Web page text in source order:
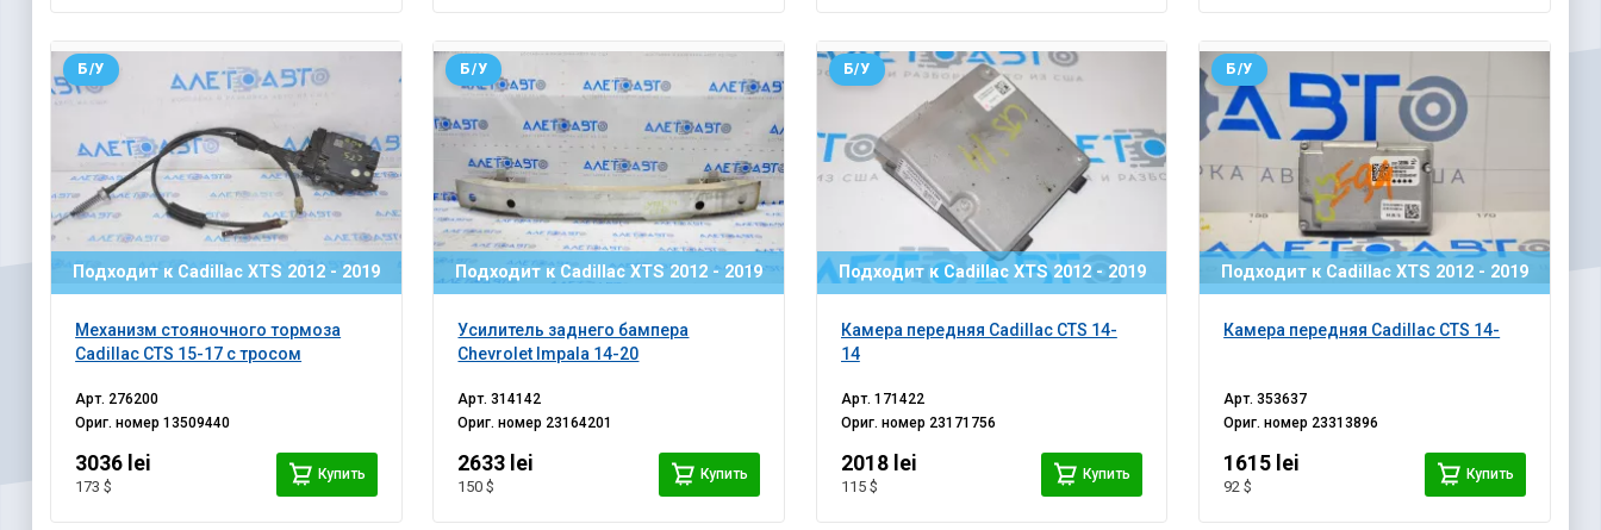
Подходит к Cadillac XTS 2012 - 2019
Механизм стояночного тормоза
Cadillac CTS 15-17 с тросом
Б/У
Арт. 276200
Ориг. номер13509440
3036 lei
173 $
Купить
Подходит к Cadillac XTS 2012 - 2019
Усилитель заднего бампера
Chevrolet Impala 14-20
Б/У
Арт.314142
Ориг. номер 23164201
2633 lei
150 $
Купить
Подходит к Cadillac XTS 2012 - 2019
Камера передняя Cadillac CTS 14-
14
Б/У
Арт. 171422
Ориг. номер 23171756
2018 lei
115 $
Купить
Подходит к Cadillac XTS 2012 - 2019
Камера передняя Cadillac CTS 14-
Б/У
Арт.353637
Ориг. номер 23313896
1615 lei
92 $
Купить